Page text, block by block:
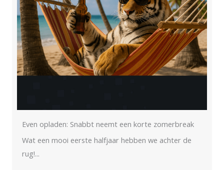
Even opladen: Snabbt neemt een korte zomerbreak
Wat een mooi eerste halfjaar hebben we achter de
rug!...